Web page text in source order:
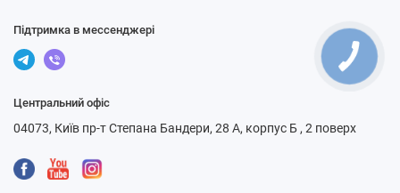
Підтримка в мессенджері
Центральний офіс
04073, Київ пр-т Степана Бандери, 28 А, корпус Б , 2 поверх